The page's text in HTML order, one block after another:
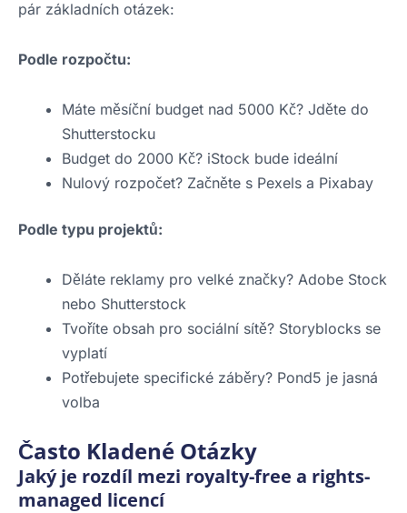
pár základních otázek:
Podle rozpočtu:
Máte měsíční budget nad 5000 Kč? Jděte do
Shutterstocku
Budget do 2000 Kč? iStock bude ideální
Nulový rozpočet? Začněte s Pexels a Pixabay
Podle typu projektů:
Děláte reklamy pro velké značky? Adobe Stock
nebo Shutterstock
Tvoříte obsah pro sociální sítě? Storyblocks se
vyplatí
Potřebujete specifické záběry? Pond5 je jasná
volba
Často Kladené Otázky
Jaký je rozdíl mezi royalty-free a rights-
managed licencí